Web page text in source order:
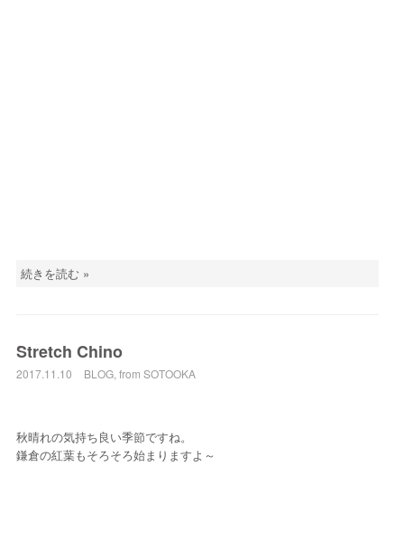
続きを読む »
Stretch Chino
2017.11.10 BLOG, from SOTOOKA
秋晴れの気持ち良い季節ですね。
鎌倉の紅葉もそろそろ始まりますよ～